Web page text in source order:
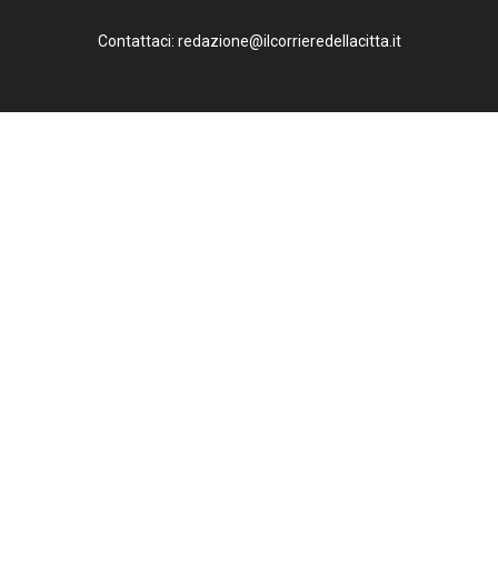
Contattaci: redazione@ilcorrieredellacitta.it